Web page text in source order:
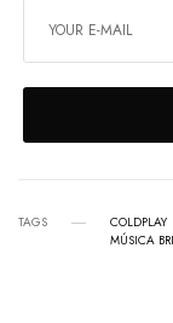
TAGS COLDPLAY
MÚSICA